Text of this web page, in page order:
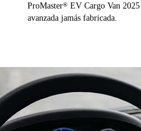
ProMaster® EV Cargo Van
avanzada jamás fabricada.